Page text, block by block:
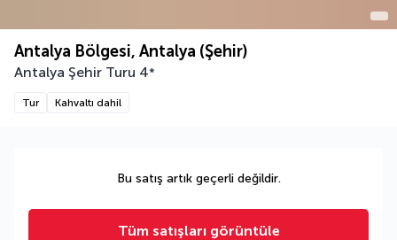
Antalya Bölgesi, Antalya (Şehir)
Antalya Şehir Turu 4*
Tur Kahvaltı dahil
Bu satış artık geçerli değildir.
Tüm satışları görüntüle